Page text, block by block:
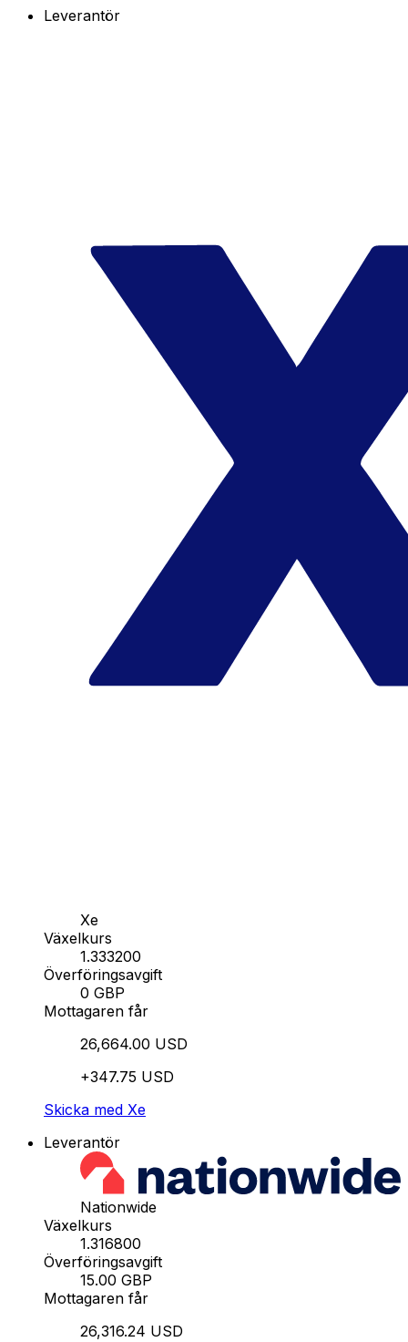
Leverantör
Xe
Växelkurs
1.333200
Överföringsavgift
0 GBP
Mottagaren får
26,664.00 USD
+347.75 USD
Skicka med Xe
Leverantör
Nationwide
Växelkurs
1.316800
Överföringsavgift
15.00 GBP
Mottagaren får
26,316.24 USD